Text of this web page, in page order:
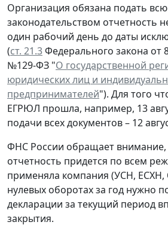
Организация обязана подать
законодательством отчетность
один рабочий день до даты
(ст. 21.3Федерального закона от
№129-ФЗ "О государственной
юридических лиц и
предпринимателей"). Для того
ЕГРЮЛ прошла, например, 13
подачи всех документов – 12
ФНС России обращает внимание,
отчетность придется по всем
применяла компания (УСН,
нулевых оборотах за год нужно
декларации за текущий период
закрытия.